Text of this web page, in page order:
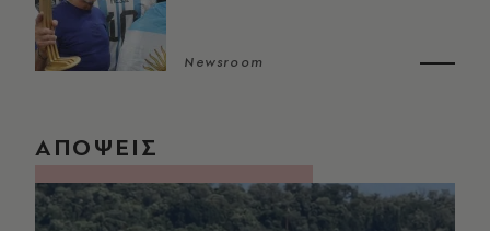
Newsroom
ΑΠΟΨΕΙΣ